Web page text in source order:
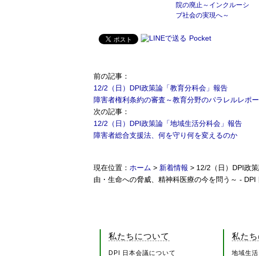
院の廃止～インクルーシ
ブ社会の実現へ～
Pocket
前の記事 ：
12/2（日）DPI政策論「教育分科会」報告
障害者権利条約の審査～教育分野のパラレルレポ
次の記事 ：
12/2（日）DPI政策論「地域生活分科会」報告
障害者総合支援法、何を守り何を変えるのか
現在位置： ホーム > 新着情報 > 12/2（日）DPI政
由・生命への脅威、精神科医療の今を問う～ - DPI
私たちについて
DPI 日本会議について
私た
地域生活